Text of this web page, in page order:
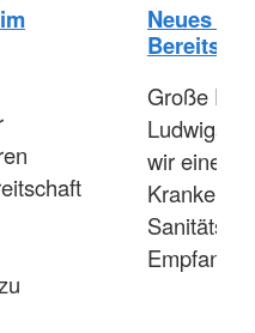
Neues
Große
wir einen
Empfang